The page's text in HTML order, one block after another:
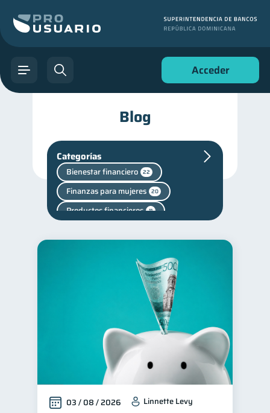
Acceder
Blog
Categorías
Bienestar financiero 22
Finanzas para mujeres 20
Productos financieros 11
31
31
30
Control de deudas
Finanzas familiares 25
Inclusión financiera 22
Seguridad financiera 13
Salud financiera 12
03 / 08 / 2026 Linnette Levy